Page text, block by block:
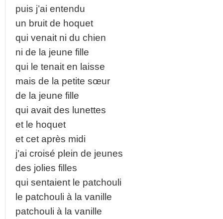
puis j’ai entendu
un bruit de hoquet
qui venait ni du chien
ni de la jeune fille
qui le tenait en laisse
mais de la petite sœur
de la jeune fille
qui avait des lunettes
et le hoquet
et cet après midi
j’ai croisé plein de jeunes
des jolies filles
qui sentaient le patchouli
le patchouli à la vanille
patchouli à la vanille